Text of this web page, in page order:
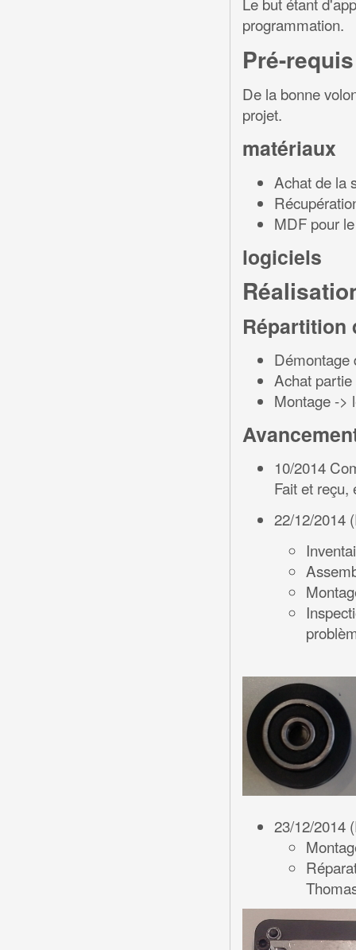
programmation.
Pré-requis
De la bonne
projet.
matériaux
Achat de la
MDF pour
logiciels
Répartition
Démontage
Achat
Montage ->
10/2014
Fait et reçu,
22/12/2014
23/12/2014